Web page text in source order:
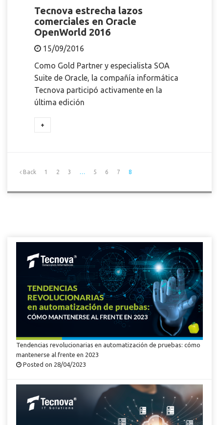
Tecnova estrecha lazos
comerciales en Oracle
OpenWorld 2016
15/09/2016
Como Gold Partner y especialista SOA
Suite de Oracle, la compañía informática
Tecnova participó activamente en la
última edición
+
Back 1 2 3 … 5 6 7 8
Tendencias revolucionarias en automatización de pruebas: cómo
mantenerse al frente en 2023
Posted on 28/04/2023